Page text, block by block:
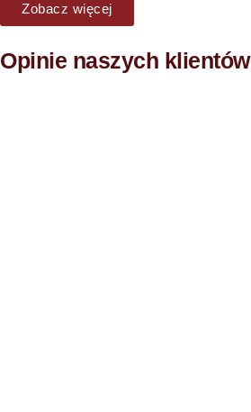
Zobacz więcej
Opinie naszych klientów